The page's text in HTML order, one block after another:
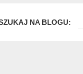
NA BLOGU: